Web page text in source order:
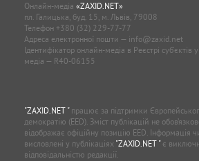
Онлайн-медіа «ZAXID.NET»
пл. Галицька, буд. 15, м. Львів, 79008
Телефон +380 (32) 229-77-77
Адреса електронної пошти — info@zaxid.net
Ідентифікатор онлайн-медіа в Реєстрі суб'єктів
медіа — R40-06155
"ZAXID.NET "працює за підтримки
демократію (EED). Зміст публікацій не
відображає офіційну позицію EED. Інформація
висловлені у публікаціях "ZAXID.NET "є
відповідальністю редакції.